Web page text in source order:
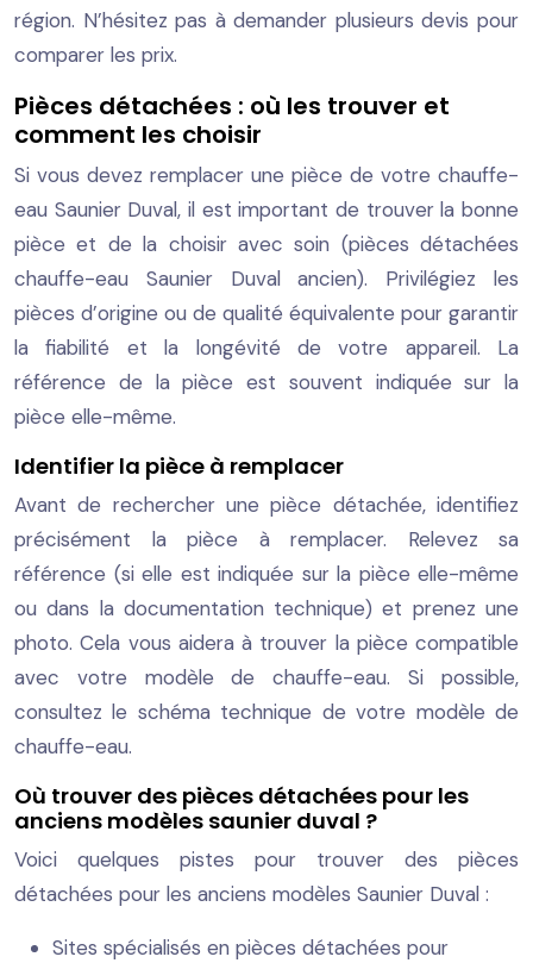
région. N’hésitez pas à demander plusieurs devis pour
comparer les prix.
Pièces détachées : où les trouver et
comment les choisir
Si vous devez remplacer une pièce de votre chauffe-
eau Saunier Duval, il est important de trouver la bonne
pièce et de la choisir avec soin (pièces détachées
chauffe-eau Saunier Duval ancien). Privilégiez les
pièces d’origine ou de qualité équivalente pour garantir
la fiabilité et la longévité de votre appareil. La
référence de la pièce est souvent indiquée sur la
pièce elle-même.
Identifier la pièce à remplacer
Avant de rechercher une pièce détachée, identifiez
précisément la pièce à remplacer. Relevez sa
référence (si elle est indiquée sur la pièce elle-même
ou dans la documentation technique) et prenez une
photo. Cela vous aidera à trouver la pièce compatible
avec votre modèle de chauffe-eau. Si possible,
consultez le schéma technique de votre modèle de
chauffe-eau.
Où trouver des pièces détachées pour les
anciens modèles saunier duval ?
Voici quelques pistes pour trouver des pièces
détachées pour les anciens modèles Saunier Duval :
Sites spécialisés en pièces détachées pour